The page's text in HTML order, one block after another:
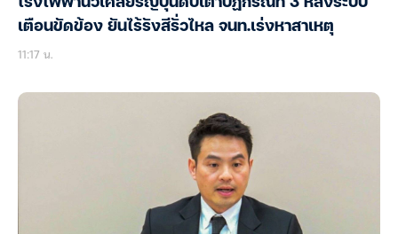
เตือนขัดข้อง ยันไร้รังสีรั่วไหล จนท.เร่งหาสาเหตุ
11:17 น.